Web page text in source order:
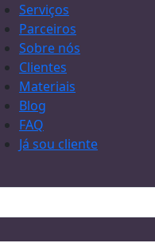
Serviços
Parceiros
Sobre nós
Clientes
Materiais
Blog
FAQ
Já sou cliente